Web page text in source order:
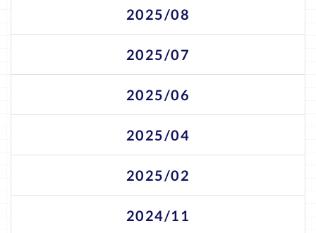
2025/08
2025/07
2025/06
2025/04
2025/02
2024/11